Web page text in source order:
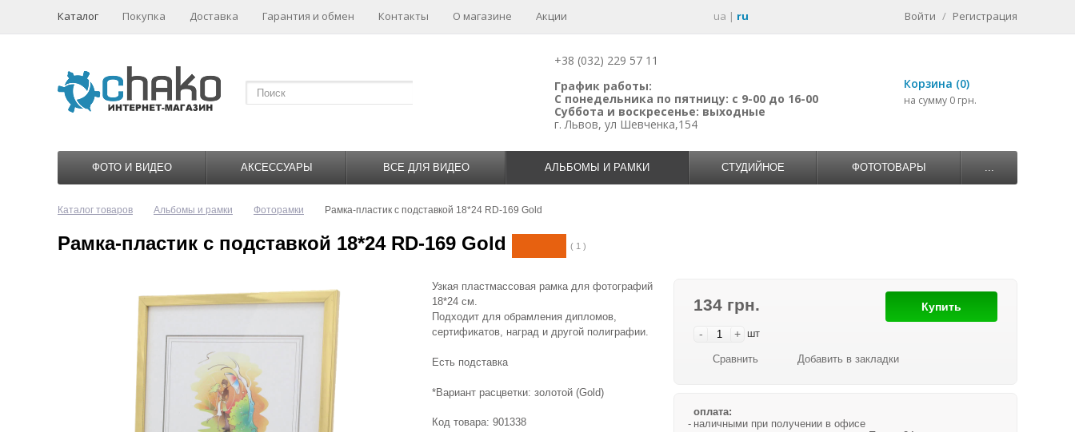
Каталог Покупка Доставка Гарантия и обмен Контакты О магазине Акции ua | ru Войти / Регистрация
+38 (032) 229 57 11
График работы:
С понедельника по пятницу: с 9-00 до 16-00
Суббота и воскресенье: выходные
г. Львов, ул Шевченка,154
Корзина (0)
на сумму 0 грн.
ФОТО И ВИДЕО АКСЕССУАРЫ ВСЕ ДЛЯ ВИДЕО АЛЬБОМЫ И РАМКИ СТУДИЙНОЕ ФОТОТОВАРЫ ...
Каталог товаров Альбомы и рамки Фоторамки Рамка-пластик с подставкой 18*24 RD-169 Gold
Рамка-пластик с подставкой 18*24 RD-169 Gold ( 1 )
134 грн.
- + шт
Купить
Сравнить Добавить в закладки
оплата:
наличными при получении в офисе
Узкая пластмассовая рамка для фотографий
18*24 см.
Подходит для обрамления дипломов,
сертификатов, наград и другой полиграфии.
Есть подставка
*Вариант расцветки: золотой (Gold)
Код товара: 901338